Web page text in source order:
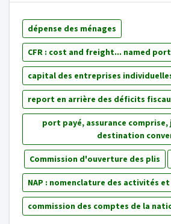
dépense des ménages
CFR : cost and freight... named
capital des entreprises
report en arrière des déficits
port payé, assurance comprise,
destination
Commission d'ouverture des plis
NAP : nomenclature des activités
commission des comptes de la